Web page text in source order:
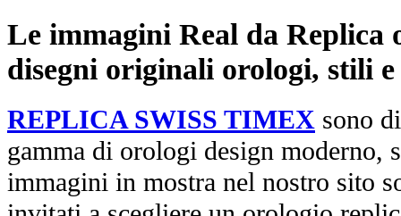
Le immagini Real da Replica
disegni originali orologi, stili
REPLICA SWISS TIMEX sono
gamma di orologi design moderno,
immagini in mostra nel nostro sito